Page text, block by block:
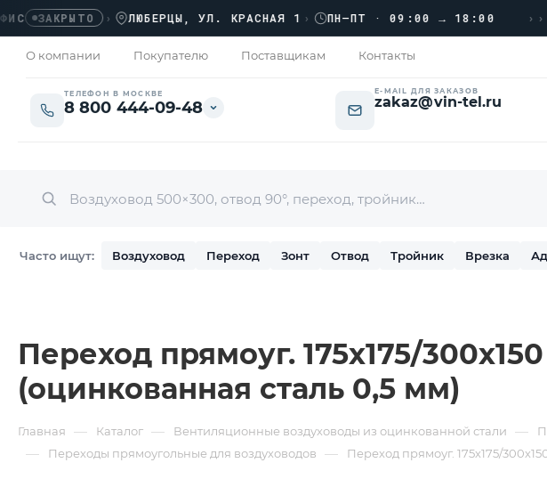
ЗАКРЫТО › ЛЮБЕРЦЫ, УЛ. КРАСНАЯ 1› ПН–ПТ · 09:00 → 18:00 ›››
О компании Покупателю Поставщикам Контакты
ТЕЛЕФОН В МОСКВЕ
8 800 444-09-48
E-MAIL ДЛЯ ЗАКАЗОВ
zakaz@vin-tel.ru
Часто ищут: Воздуховод Переход Зонт Отвод Тройник Врезка
Переход прямоуг. 175х175/
(оцинкованная сталь 0,5 мм)
Главная — Каталог — Вентиляционные воздуховоды из оцинкованной стали —
— Переходы прямоугольные для воздуховодов — Переход прямоуг. 175х175/